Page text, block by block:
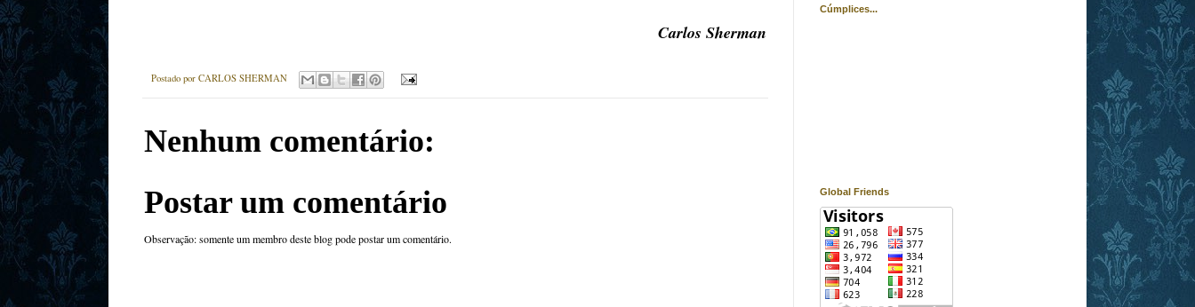
Carlos Sherman
Postado por CARLOS SHERMAN
Nenhum comentário:
Postar um comentário
Observação: somente um membro deste blog pode postar um comentário.
Cúmplices...
Global Friends